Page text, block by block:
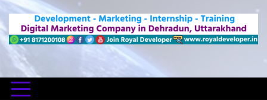
Uttarakhand Hindi News Portal